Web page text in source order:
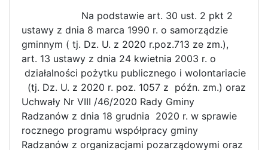
Na podstawie art. 30 ust. 2 pkt 2
ustawy z dnia 8 marca 1990 r. o samorządzie
gminnym ( tj. Dz. U. z 2020 r.poz.713 ze zm.),
art. 13 ustawy z dnia 24 kwietnia 2003 r. o
działalności pożytku publicznego i wolontariacie
(tj. Dz. U. z 2020 r. poz. 1057 z późn. zm.) oraz
Uchwały Nr VIII /46/2020 Rady Gminy
Radzanów z dnia 18 grudnia 2020 r. w sprawie
rocznego programu współpracy gminy
Radzanów z organizacjami pozarządowymi oraz